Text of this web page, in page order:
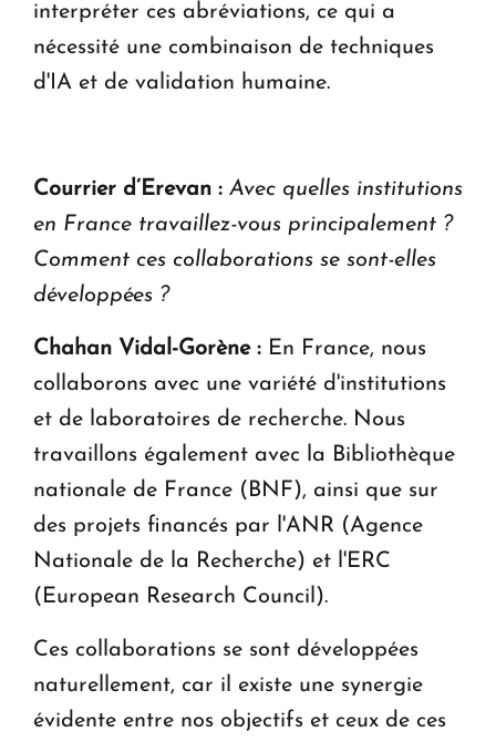
interpréter ces abréviations, ce qui a
nécessité une combinaison de techniques
d'IA et de validation humaine.
Courrier d’Erevan : Avec quelles institutions
en France travaillez-vous principalement ?
Comment ces collaborations se sont-elles
développées ?
Chahan Vidal-Gorène : En France, nous
collaborons avec une variété d'institutions
et de laboratoires de recherche. Nous
travaillons également avec la Bibliothèque
nationale de France (BNF), ainsi que sur
des projets financés par l'ANR (Agence
Nationale de la Recherche) et l'ERC
(European Research Council).
Ces collaborations se sont développées
naturellement, car il existe une synergie
évidente entre nos objectifs et ceux de ces